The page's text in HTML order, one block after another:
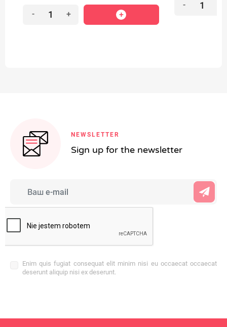
- +
-
NEWSLETTER
Sign up for the newsletter
Enim quis fugiat consequat elit minim nisi eu occaecat occaecat
deserunt aliquip nisi ex deserunt.